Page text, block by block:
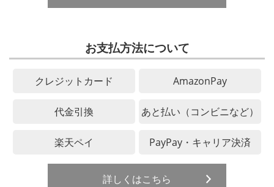
お支払方法について
クレジットカード AmazonPay
代金引換 あと払い（コンビニなど）
楽天ペイ PayPay・キャリア決済
詳しくはこちら